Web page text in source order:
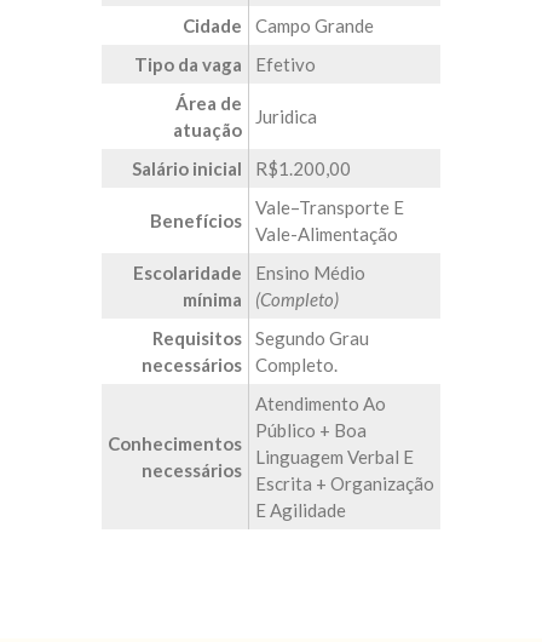
Cidade
Campo Grande
Tipo da vaga
Efetivo
Área de
atuação
Juridica
Salário inicial R$1.200,00
Benefícios
Vale–Transporte E
Vale-Alimentação
Escolaridade
mínima
Ensino Médio
(Completo)
Requisitos
necessários
Segundo Grau
Completo.
Conhecimentos
necessários
Atendimento Ao
Público + Boa
Linguagem Verbal E
Escrita + Organização
E Agilidade